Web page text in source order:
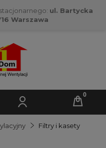
ul. Bartycka
Warszawa
Filtry i kasety